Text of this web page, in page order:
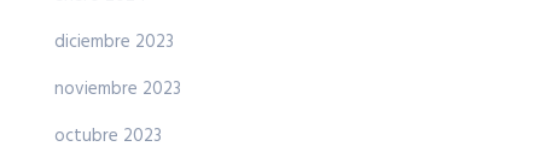
diciembre 2023
noviembre 2023
octubre 2023